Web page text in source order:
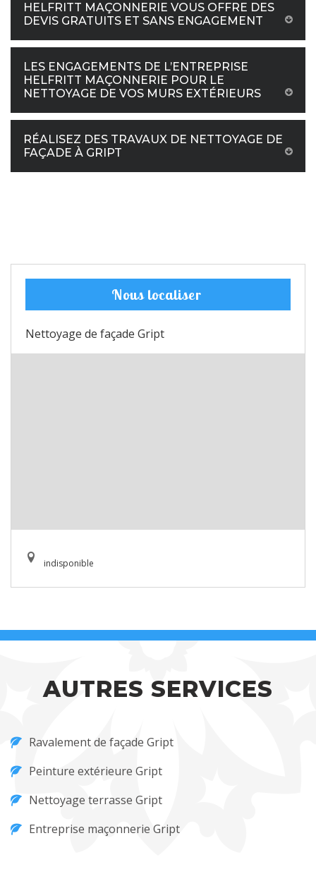
HELFRITT MAÇONNERIE VOUS OFFRE DES
DEVIS GRATUITS ET SANS ENGAGEMENT
LES ENGAGEMENTS DE L’ENTREPRISE
HELFRITT MAÇONNERIE POUR LE
NETTOYAGE DE VOS MURS EXTÉRIEURS
RÉALISEZ DES TRAVAUX DE NETTOYAGE DE
FAÇADE À GRIPT
Nous localiser
Nettoyage de façade Gript
indisponible
AUTRES SERVICES
Ravalement de façade Gript
Peinture extérieure Gript
Nettoyage terrasse Gript
Entreprise maçonnerie Gript